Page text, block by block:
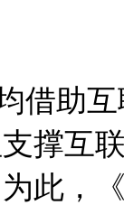
借助
撑互
此，